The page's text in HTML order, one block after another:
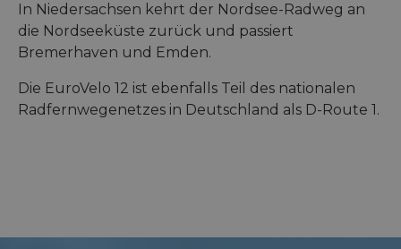
In Niedersachsen kehrt der Nordsee-Radweg an
die Nordseeküste zurück und passiert
Bremerhaven und Emden.
Die EuroVelo 12 ist ebenfalls Teil des nationalen
Radfernwegenetzes in Deutschland als D-Route 1.